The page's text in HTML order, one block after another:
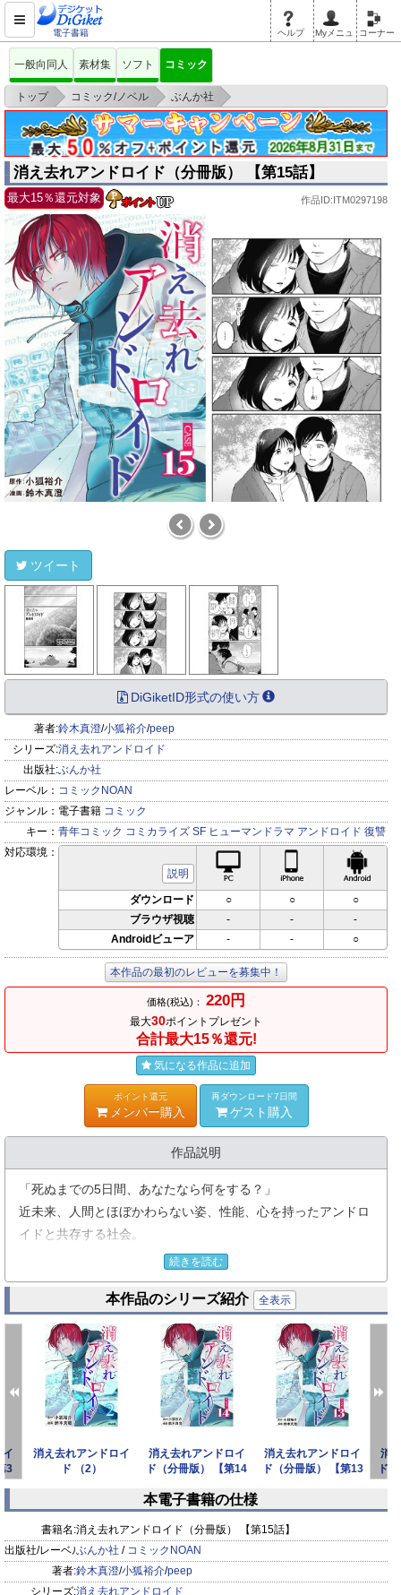
電子書籍 ヘルプ Myメニュ コーナー
一般向同人 素材集 ソフト コミック
トップ > コミック/ノベル > ぶんか社
>
消え去れアンドロイド（分冊版） 【第15話】
消え去れアンドロイド（分冊版） 【第15話】
最大15％還元対象 作品ID:ITM0297198
ツイート
DiGiketID形式の使い方
著者:鈴木真澄/小狐裕介/peep
シリーズ:消え去れアンドロイド
出版社:ぶんか社
レーベル： コミックNOAN
ジャンル： 電子書籍 コミック
キー： 青年コミック コミカライズ SF ヒューマンドラマ アンドロイド 復讐
対応環境：
説明
iPhone対応
ダウンロード ○ ○
○
ブラウザ視聴
- -
-
Androidビューア
- - ○
本作品の最初のレビューを募集中！
価格(税込)： 220円
最大30ポイントプレゼント
合計最大15％還元!
気になる作品に追加
ポイント還元
メンバー購入
再ダウンロード7日間
ゲスト購入
作品説明
「死ぬまでの5日間、あなたなら何をする？」
近未来、人間とほぼかわらない姿、性能、心を持ったアンドロ
イドと共存する社会。
しかしある日、そのすべてを覆す新法が設立された。
すべてのアンドロイドを○○停止させる、『****** Stop
Program』通称『F.S.P』。
抗うもの、受け入れるもの、そして、立ち向かうもの―――。
Xデーまであと5日、あなたは、どう生きますか？
※この作品は「コミックNOAN Vol.26」に収録されています。
重複購入にご注意ください。
続きを読む
本作品のシリーズ紹介 全表示
イ
3
消え去れアンドロイ
ド （2）
消え去れアンドロイ
ド（分冊版） 【第14
消え去れアンドロイ
ド（分冊版） 【第13
消
ド
prev next
本電子書籍の仕様
書籍名:消え去れアンドロイド（分冊版） 【第15話】
出版社/レーベル:ぶんか社 / コミックNOAN
著者:鈴木真澄/小狐裕介/peep
シリーズ:消え去れアンドロイド